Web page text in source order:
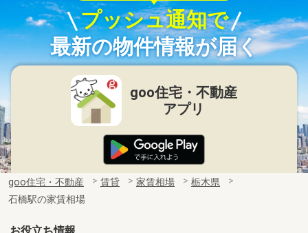
プッシュ通知で
最新の物件情報が届く
goo住宅・不動産
アプリ
goo住宅・不動産 賃貸 家賃相場
栃木県
石橋駅の家賃相場